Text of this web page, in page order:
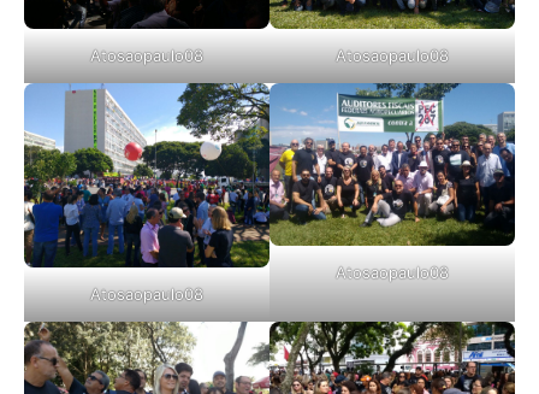
Atosaopaulo08 Atosaopaulo08
Atosaopaulo08
Atosaopaulo08